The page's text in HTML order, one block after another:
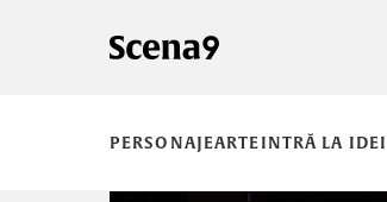
PERSONAJEARTEINTRĂ LA IDEI